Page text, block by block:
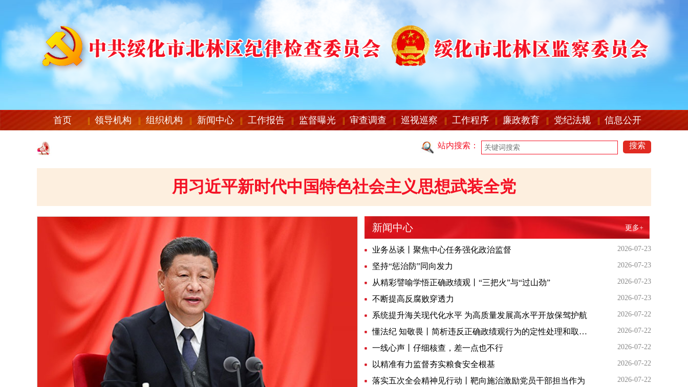
首页 领导机构 组织机构 新闻中心 工作报告 监督曝光 审查调查 巡视巡察 工作程序 廉政教育 党纪法规 信息公开
站内搜索： 搜索
用习近平新时代中国特色社会主义思想武装全党
新闻中心 更多+
业务丛谈丨聚焦中心任务强化政治监督 2026-07-23
坚持“惩治防”同向发力 2026-07-23
从精彩譬喻学悟正确政绩观丨“三把火”与“过山劲” 2026-07-23
不断提高反腐败穿透力 2026-07-23
系统提升海关现代化水平 为高质量发展高水平开放保驾护航 2026-07-22
懂法纪 知敬畏丨简析违反正确政绩观行为的定性处理和取证重点 2026-07-22
一线心声丨仔细核查，差一点也不行 2026-07-22
以精准有力监督夯实粮食安全根基 2026-07-22
落实五次全会精神见行动丨靶向施治激励党员干部担当作为 2026-07-22